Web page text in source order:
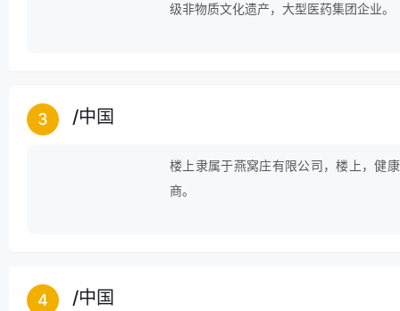
级非物质文化遗产，大型医药集团企业。
3 /中国
楼上隶属于燕窝庄有限公司，楼上，健
商。
4 /中国